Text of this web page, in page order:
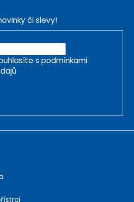
či slevy!
s podmínkami